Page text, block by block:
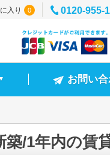
入り 0 0120-955-
▼ お問い
/1年内の賃